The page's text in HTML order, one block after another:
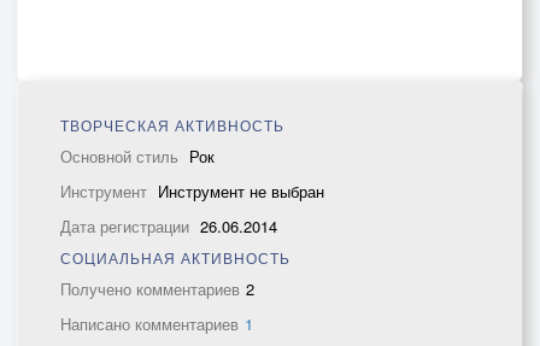
ТВОРЧЕСКАЯ АКТИВНОСТЬ
Основной стиль Рок
Инструмент Инструмент не выбран
Дата регистрации 26.06.2014
СОЦИАЛЬНАЯ АКТИВНОСТЬ
Получено комментариев 2
Написано комментариев 1